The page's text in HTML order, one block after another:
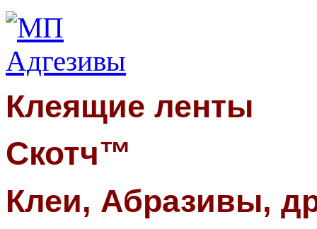
Клеящие ленты
Скотч™
Клеи, Абразивы,